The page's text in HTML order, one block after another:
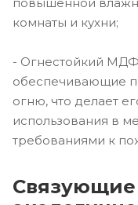
повышенной
комнаты и кухни;
- Огнестойкий
обеспечивающие
огню, что делает
использования в
требованиями к
Связующие